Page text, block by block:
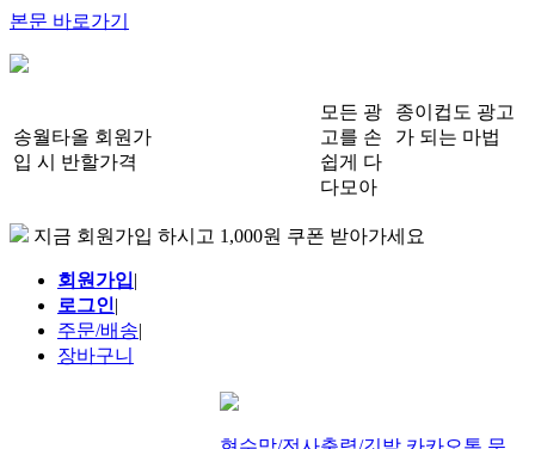
본문 바로가기
송월타올 회원가
입 시 반할가격
모든 광
고를 손
쉽게 다
다모아
종이컵도 광고
가 되는 마법
지금 회원가입 하시고 1,000원 쿠폰 받아가세요
회원가입|
로그인|
주문/배송|
장바구니